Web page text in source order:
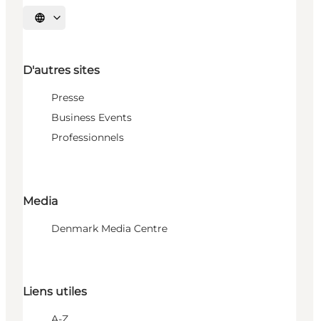
Choisissez la langue
D'autres sites
Presse
Business Events
Professionnels
Media
Denmark Media Centre
Liens utiles